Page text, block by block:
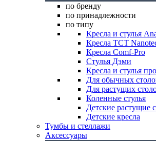
по бренду
по принадлежности
по типу
Кресла и стулья
Кресла TCT
Кресла Comf-Pro
Стулья Дэми
Кресла и стулья
Для обычных
Для растущих
Коленные стулья
Детские растущие
Детские кресла
Тумбы и стеллажи
Аксессуары